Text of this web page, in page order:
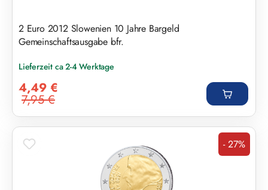
2 Euro 2012 Slowenien 10 Jahre Bargeld
Gemeinschaftsausgabe bfr.
Lieferzeit ca 2-4 Werktage
4,49 €
Regulärer Preis:
7,95 €
Rabatt
- 27%